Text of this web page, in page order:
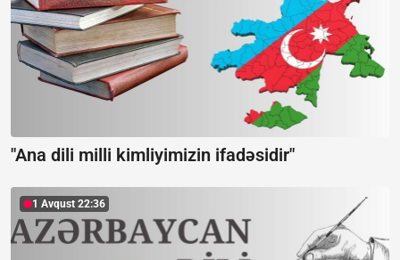
"Ana dili milli kimliyimizin ifadəsidir"
1 Avqust 22:36